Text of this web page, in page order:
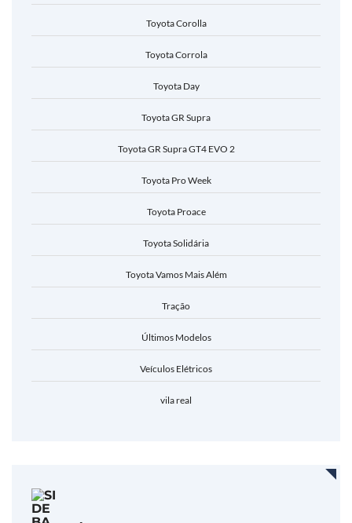
Toyota Corolla
Toyota Corrola
Toyota Day
Toyota GR Supra
Toyota GR Supra GT4 EVO 2
Toyota Pro Week
Toyota Proace
Toyota Solidária
Toyota Vamos Mais Além
Tração
Últimos Modelos
Veículos Elétricos
vila real